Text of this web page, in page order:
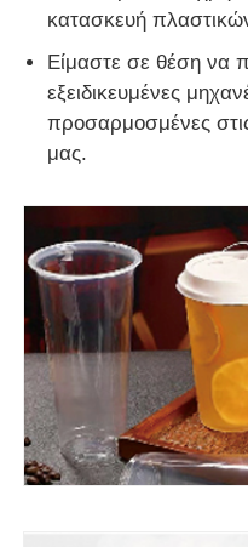
Γραμμή εξώθησης
Μηχανή κυλίνδρου
κατασκευή
Είμαστε σε θέση να
εξειδικευμένες
προσαρμοσμένες
μας.